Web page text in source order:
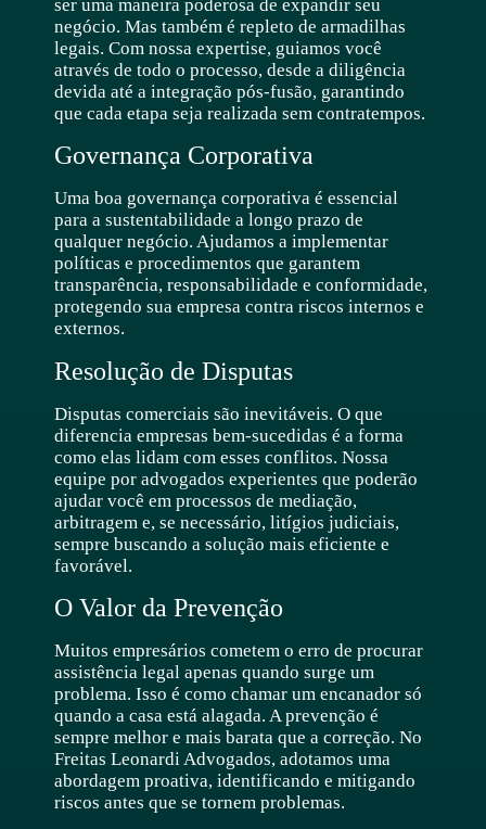
ser uma maneira poderosa de expandir seu
negócio. Mas também é repleto de armadilhas
legais. Com nossa expertise, guiamos você
através de todo o processo, desde a diligência
devida até a integração pós-fusão, garantindo
que cada etapa seja realizada sem contratempos.
Governança Corporativa
Uma boa governança corporativa é essencial
para a sustentabilidade a longo prazo de
qualquer negócio. Ajudamos a implementar
políticas e procedimentos que garantem
transparência, responsabilidade e conformidade,
protegendo sua empresa contra riscos internos e
externos.
Resolução de Disputas
Disputas comerciais são inevitáveis. O que
diferencia empresas bem-sucedidas é a forma
como elas lidam com esses conflitos. Nossa
equipe por advogados experientes que poderão
ajudar você em processos de mediação,
arbitragem e, se necessário, litígios judiciais,
sempre buscando a solução mais eficiente e
favorável.
O Valor da Prevenção
Muitos empresários cometem o erro de procurar
assistência legal apenas quando surge um
problema. Isso é como chamar um encanador só
quando a casa está alagada. A prevenção é
sempre melhor e mais barata que a correção. No
Freitas Leonardi Advogados, adotamos uma
abordagem proativa, identificando e mitigando
riscos antes que se tornem problemas.